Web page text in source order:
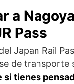
a
Pass
Japan Rail
de transporte
si tienes